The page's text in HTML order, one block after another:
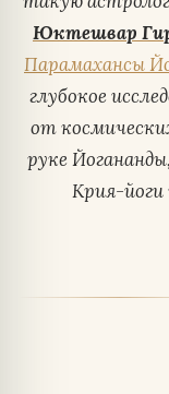
Юктешвар
Парамахансы
глубокое
от
руке
Крия-йоги